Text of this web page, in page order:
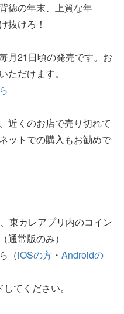
徳の年末、上質な年
抜けろ！
月21日頃の発売です。お
ただけます。
近くのお店で売り切れて
ットでの購入もお勧めで
東カレアプリ内のコイン
通常版のみ）
（iOSの方 ・ Androidの
てください。